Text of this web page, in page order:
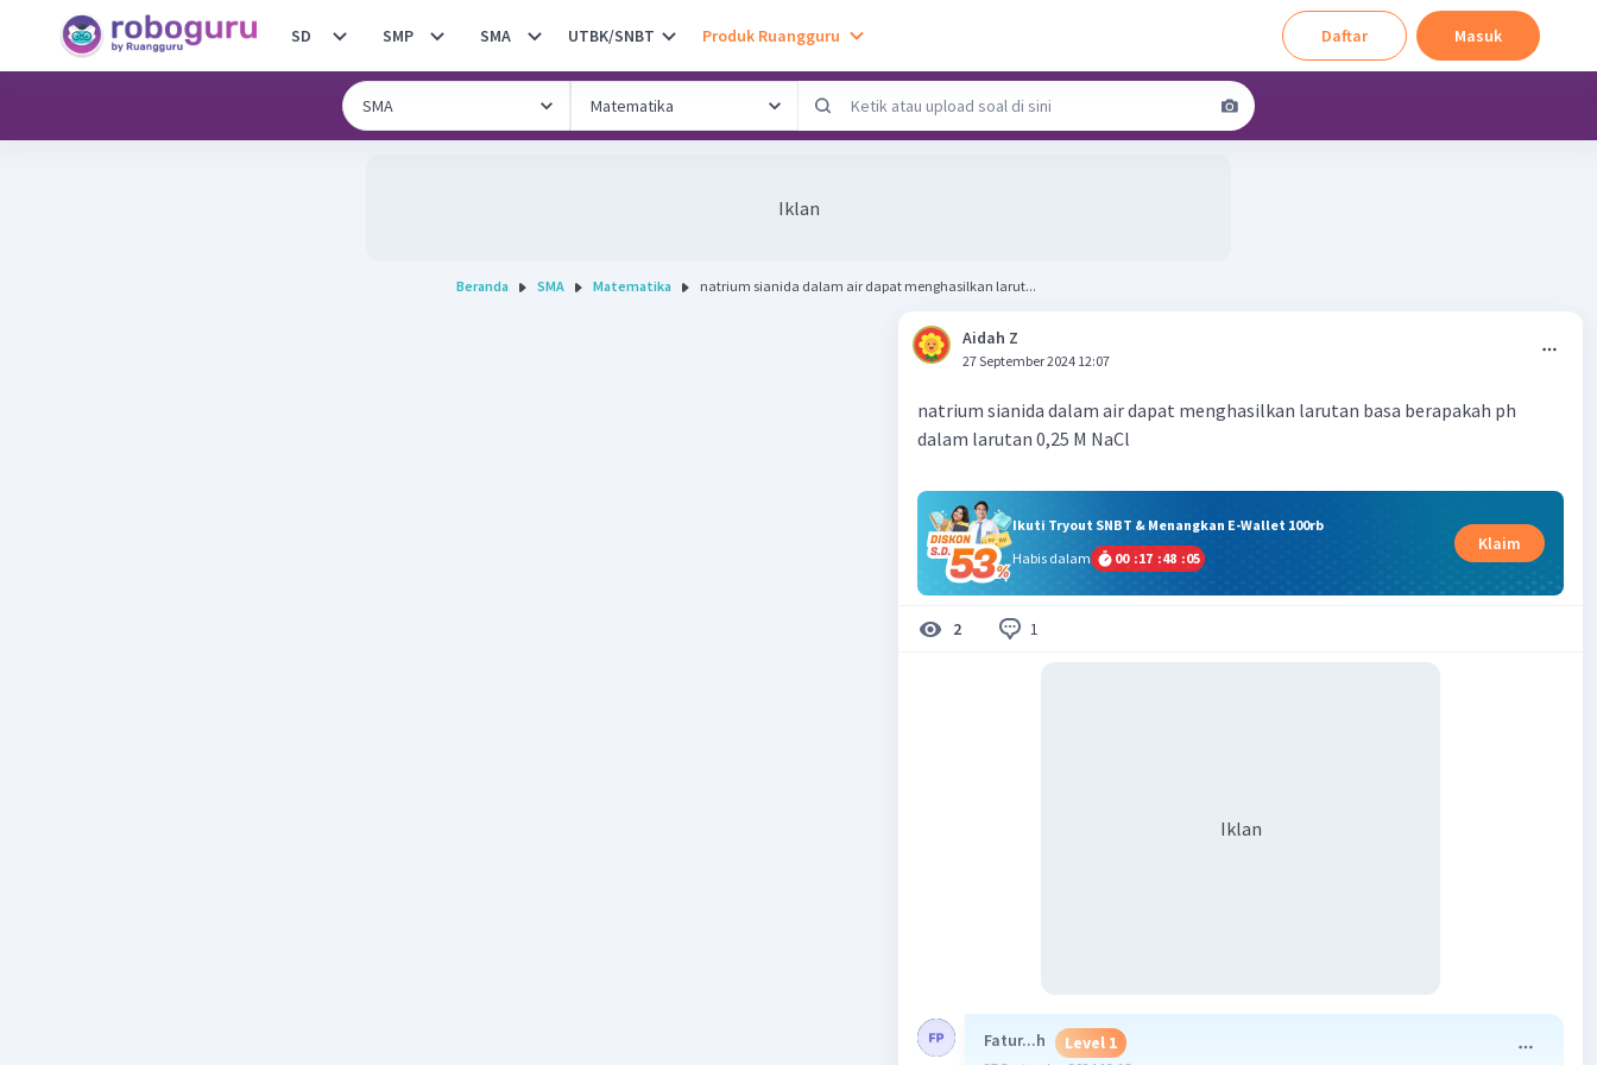
SD SMP SMA UTBK/SNBT Produk Ruangguru Daftar Masuk
Iklan
Beranda SMA Matematika natrium sianida dalam air dapat menghasilkan larut...
Aidah Z
27 September 2024 12:07
natrium sianida dalam air dapat menghasilkan larutan basa berapakah ph
dalam larutan 0,25 M NaCl
Ikuti Tryout SNBT & Menangkan E-Wallet 100rb
Habis dalam
00 :17 :48 :05
Klaim
2 1
Iklan
Fatur...h Level 1